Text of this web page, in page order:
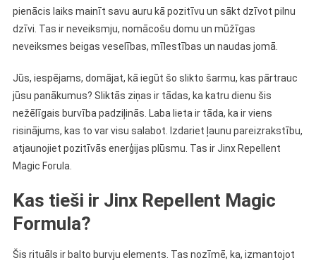
pienācis laiks mainīt savu auru kā pozitīvu un sākt dzīvot pilnu
dzīvi. Tas ir neveiksmju, nomācošu domu un mūžīgas
neveiksmes beigas veselības, mīlestības un naudas jomā.
Jūs, iespējams, domājat, kā iegūt šo slikto šarmu, kas pārtrauc
jūsu panākumus? Sliktās ziņas ir tādas, ka katru dienu šis
nežēlīgais burvība padziļinās. Laba lieta ir tāda, ka ir viens
risinājums, kas to var visu salabot. Izdariet ļaunu pareizrakstību,
atjaunojiet pozitīvās enerģijas plūsmu. Tas ir Jinx Repellent
Magic Forula.
Kas tieši ir Jinx Repellent Magic
Formula?
Šis rituāls ir balto burvju elements. Tas nozīmē, ka, izmantojot